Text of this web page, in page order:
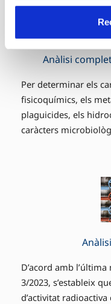
Anàlisi
Per determinar els
fisicoquímics, els
plaguicides, els
caràcters
D’acord amb
3/2023, s’estableix
d’activitat